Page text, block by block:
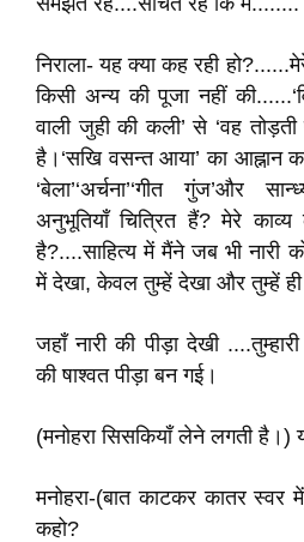
निराला- यह क्या कह रही
किसी अन्य की पूजा नहीं
वाली जुही की कली’ से ‘वह
है।‘सखि वसन्त आया’ का आह्नान
‘बेला’‘अर्चना’‘गीत गुंज’और
अनुभूतियाँ चित्रित हैं? मेरे
है?....साहित्य में मैंने जब भी नारी
में देखा, केवल तुम्हें देखा और तुम्हें ही
जहाँ नारी की पीड़ा देखी
की षाश्वत पीड़ा बन गई।
(मनोहरा सिसकियाँ लेने लगती है।)
मनोहरा-(बात काटकर कातर
कहो?